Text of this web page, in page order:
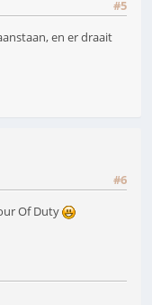
#5
en er draait
#6
Of Duty